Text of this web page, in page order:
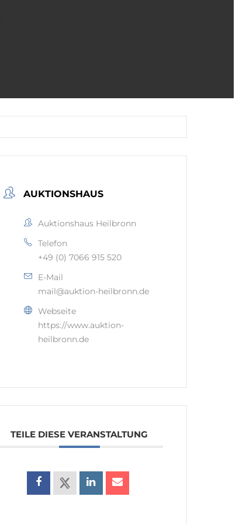
AUKTIONSHAUS
Auktionshaus Heilbronn
Telefon
+49 (0) 7066 915 520
E-Mail
mail@auktion-heilbronn.de
Webseite
https://www.auktion-
heilbronn.de
TEILE DIESE VERANSTALTUNG